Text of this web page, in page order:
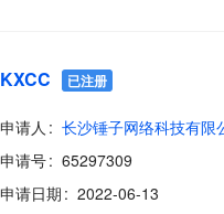
KXCC 已注册
申请人
长沙锤子网络科技有限
申请号
65297309
申请日期
2022-06-13